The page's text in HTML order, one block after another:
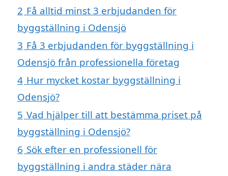
2 Få alltid minst 3 erbjudanden för
byggställning i Odensjö
3 Få 3 erbjudanden för byggställning i
Odensjö från professionella företag
4 Hur mycket kostar byggställning i
Odensjö?
5 Vad hjälper till att bestämma priset på
byggställning i Odensjö?
6 Sök efter en professionell för
byggställning i andra städer nära